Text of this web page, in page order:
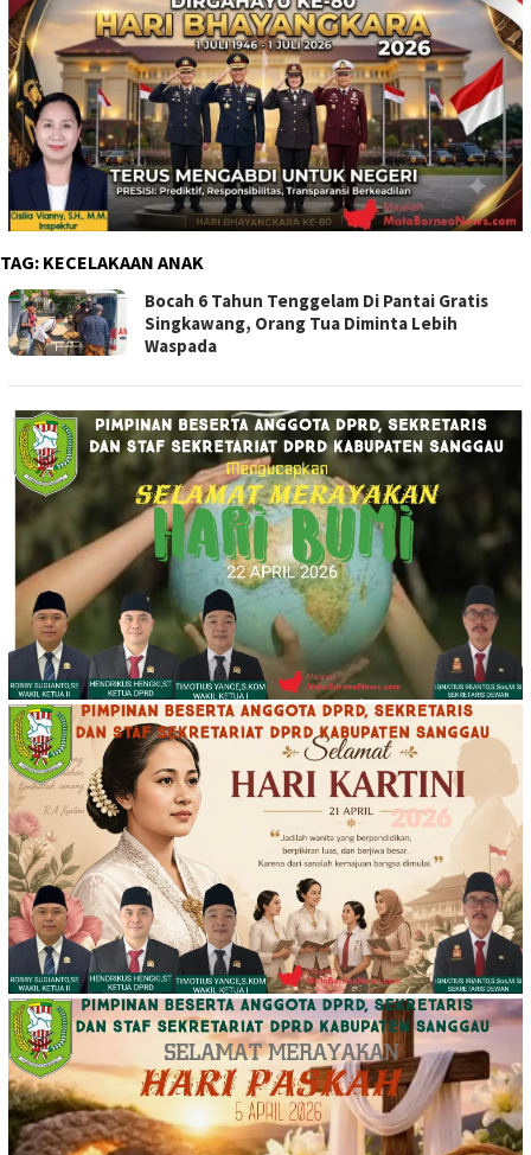
TAG: KECELAKAAN ANAK
Bocah 6 Tahun Tenggelam Di Pantai Gratis
Singkawang, Orang Tua Diminta Lebih
Waspada